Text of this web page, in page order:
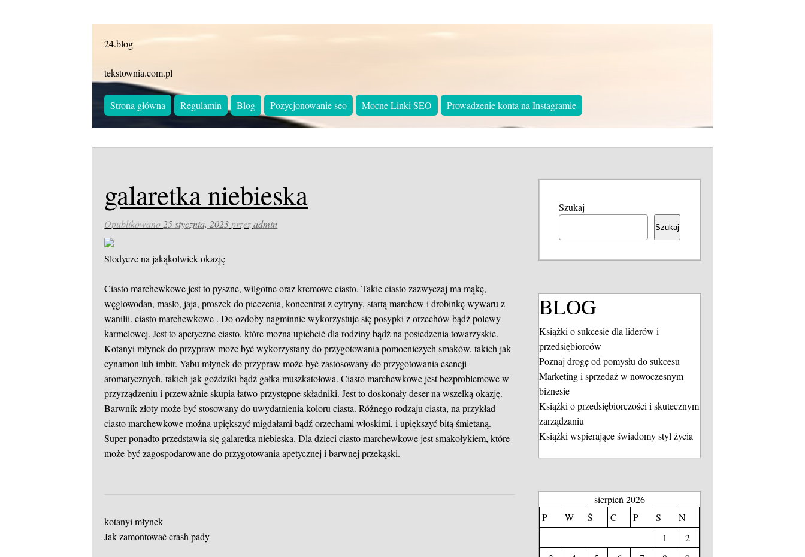
24.blog
tekstownia.com.pl
Strona główna Regulamin Blog Pozycjonowanie seo Mocne Linki SEO Prowadzenie konta na Instagramie
galaretka niebieska
Opublikowano 25 stycznia, 2023 przezadmin
Słodycze na jakąkolwiek okazję
Ciasto marchewkowe jest to pyszne, wilgotne oraz kremowe ciasto. Takie ciasto zazwyczaj ma mąkę,
węglowodan, masło, jaja, proszek do pieczenia, koncentrat z cytryny, startą marchew i drobinkę wywaru z
wanilii.ciasto marchewkowe . Do ozdoby nagminnie wykorzystuje się posypki z orzechów bądź polewy
karmelowej. Jest to apetyczne ciasto, które można upichcić dla rodziny bądź na posiedzenia towarzyskie.
Kotanyi młynek do przypraw może być wykorzystany do przygotowania pomocniczych smaków, takich jak
cynamon lub imbir. Yabu młynek do przypraw może być zastosowany do przygotowania esencji
aromatycznych, takich jak goździki bądź gałka muszkatołowa. Ciasto marchewkowe jest bezproblemowe w
przyrządzeniu i przeważnie skupia łatwo przystępne składniki. Jest to doskonały deser na wszelką okazję.
Barwnik złoty może być stosowany do uwydatnienia koloru ciasta. Różnego rodzaju ciasta, na przykład
ciasto marchewkowe można upiększyć migdałami bądź orzechami włoskimi, i upiększyć bitą śmietaną.
Super ponadto przedstawia się galaretka niebieska. Dla dzieci ciasto marchewkowe jest smakołykiem, które
może być zagospodarowane do przygotowania apetycznej i barwnej przekąski.
kotanyi młynek
Jak zamontować crash pady
Szukaj
Szukaj
BLOG
Książki o sukcesie dla liderów i
przedsiębiorców
Poznaj drogę od pomysłu do sukcesu
Marketing i sprzedaż w nowoczesnym
biznesie
Książki o przedsiębiorczości i skutecznym
zarządzaniu
Książki wspierające świadomy styl życia
sierpień 2026
P
W Ś C P S
N
1
2